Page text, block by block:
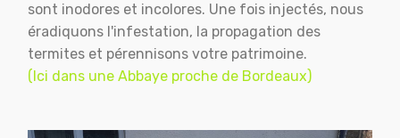
sont inodores et incolores. Une fois injectés, nous
éradiquons l'infestation, la propagation des
termites et pérennisons votre patrimoine.
(Ici dans une Abbaye proche de Bordeaux)